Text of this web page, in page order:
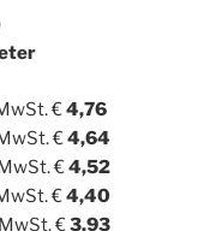
€4,76
€4,64
€4,52
€4,40
€3.93